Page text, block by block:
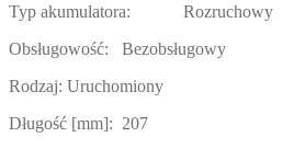
Typ akumulatora: Rozruchowy
Obsługowość: Bezobsługowy
Rodzaj: Uruchomiony
Długość [mm]: 207